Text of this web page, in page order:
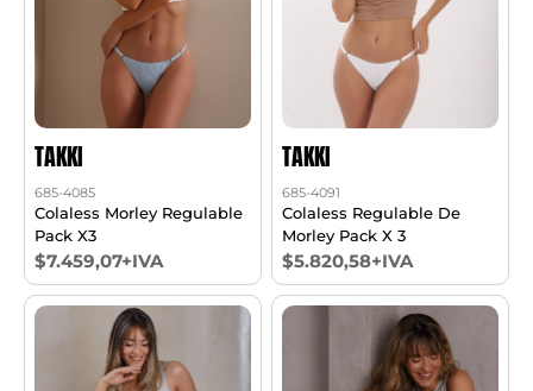
TAKKI
685-4085
Colaless Morley Regulable
Pack X3
$7.459,07+IVA
TAKKI
685-4091
Colaless Regulable De
Morley Pack X 3
$5.820,58+IVA